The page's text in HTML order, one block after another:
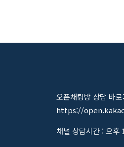
오픈채팅방 상담 바
https://
채널 상담시간 : 오후